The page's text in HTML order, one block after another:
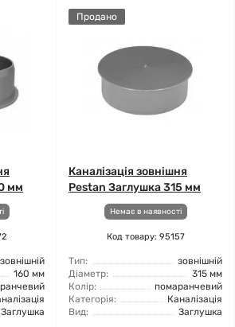
мм
зовнішній
160 мм
Заглушка
Продано
Каналізація зовнішня
Pestan Заглушка 315 мм
Немає в наявності
Код товару: 95157
Тип:
зовнішній
Діаметр:
315 мм
Колір:
помаранчевий
Категорія:
Каналізація
Вид:
Заглушка